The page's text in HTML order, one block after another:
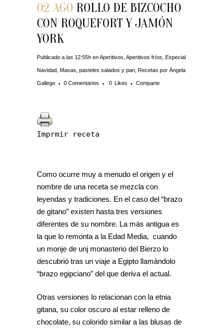
02 AGO ROLLO DE BIZCOCHO
CON ROQUEFORT Y JAMÓN
YORK
Publicado a las 12:55h enAperitivos Aperitivos fríos Especial
Navidad Masas, pasteles salados y pan Recetas por Ángela
Gallego 0 Comentarios 0 Likes Comparte
Imprmir receta
Como ocurre muy a menudo el origen y el
nombre de una receta se mezcla con
leyendas y tradiciones. En el caso del “brazo
de gitano” existen hasta tres versiones
diferentes de su nombre. La más antigua es
la que lo remonta a la Edad Media, cuando
un monje de unj monasterio del Bierzo lo
descubrió tras un viaje a Egipto llamándolo
“brazo egipciano” del que deriva el actual.
Otras versiones lo relacionan con la etnia
gitana, su color oscuro al estar relleno de
chocolate, su colorido similar a las blusas de